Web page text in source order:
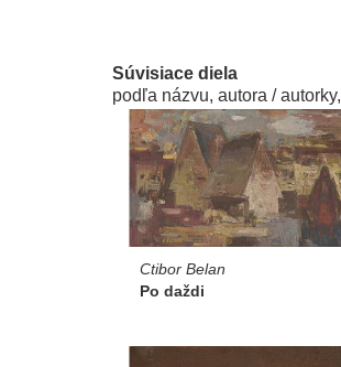
Súvisiace diela
podľa názvu, autora /
Ctibor Belan
Po daždi